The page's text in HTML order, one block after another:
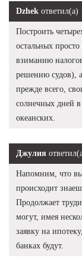
Dzhek ответил(а)
Построить
остальных
взиманию
решению судов),
прежде всего,
солнечных дней в
океанских.
Джулия
Напомним, что
происходит
Продолжает
могут, имея
заявку на
банках будут.